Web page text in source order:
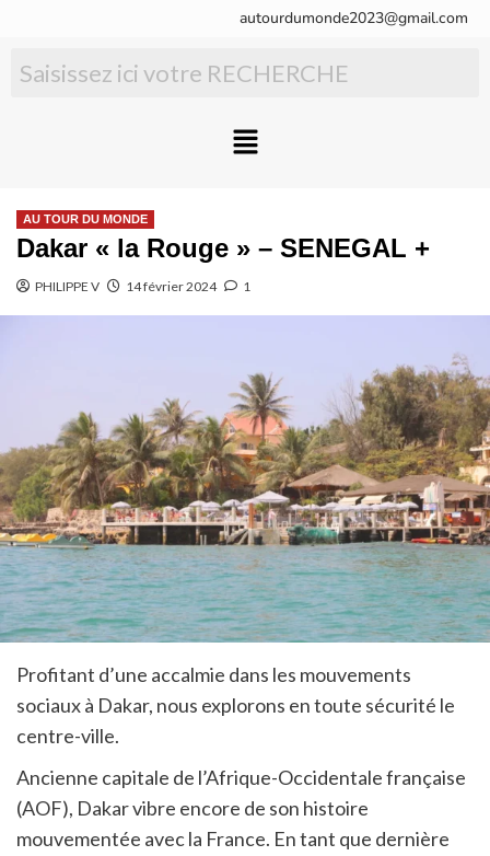
autourdumonde2023@gmail.com
AU TOUR DU MONDE
Dakar « la Rouge » – SENEGAL +
PHILIPPE V 14 février 2024 1
Profitant d’une accalmie dans les mouvements
sociaux à Dakar, nous explorons en toute sécurité le
centre-ville.
Ancienne capitale de l’Afrique-Occidentale française
(AOF), Dakar vibre encore de son histoire
mouvementée avec la France. En tant que dernière